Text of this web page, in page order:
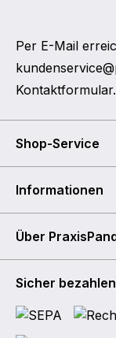
Per E-Mail
Kontaktformular.
Shop-Service
Informationen
Über
Sicher bezahlen